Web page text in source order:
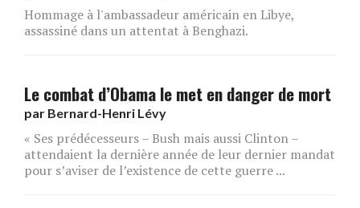
Hommage à l'ambassadeur américain en Libye,
assassiné dans un attentat à Benghazi.
Le combat d’Obama le met en danger de mort
par Bernard-Henri Lévy
« Ses prédécesseurs – Bush mais aussi Clinton –
attendaient la dernière année de leur dernier mandat
pour s’aviser de l’existence de cette guerre ...